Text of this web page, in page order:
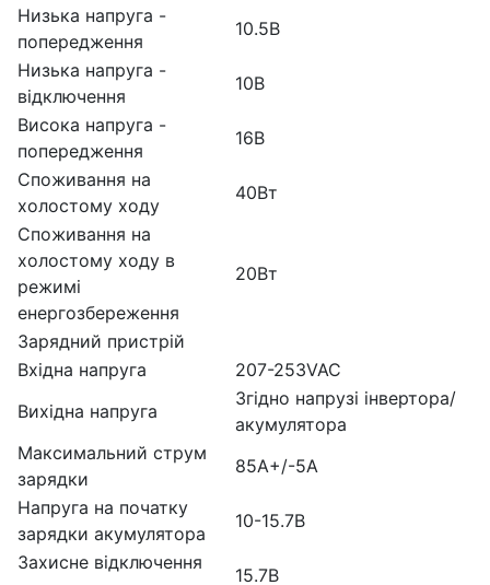
Низька напруга -
попередження
10.5В
Низька напруга -
відключення
10В
Висока напруга -
попередження
16В
Споживання на
холостому ходу
40Вт
Споживання на
холостому ходу в
режимі
енергозбереження
20Вт
Зарядний пристрій
Вхідна напруга
207-253VAC
Вихідна напруга
Згідно напрузі інвертора/
акумулятора
Максимальний струм
зарядки
85А+/-5А
Напруга на початку
зарядки акумулятора
10-15.7В
Захисне відключення
15.7В